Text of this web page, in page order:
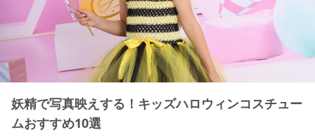
妖精で写真映えする！キッズハロウィンコスチュー
ムおすすめ10選